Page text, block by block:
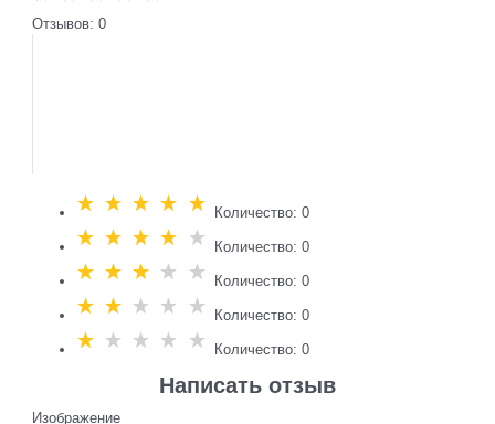
Отзывов: 0
Количество: 0
Количество: 0
Количество: 0
Количество: 0
Количество: 0
Написать отзыв
Изображение